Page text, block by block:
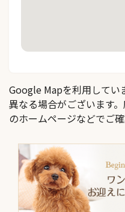
Google Mapを利用してい
異なる場合がございます
のホームページなどでご確